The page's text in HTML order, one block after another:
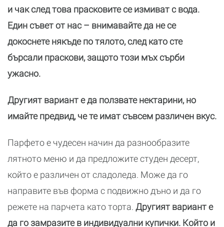
и чак след това прасковите се измиват с вода.
Един съвет от нас – внимавайте да не се
докоснете някъде по тялото, след като сте
бърсали праскови, защото този мъх сърби
ужасно.
Другият вариант е да ползвате нектарини, но
имайте предвид, че те имат съвсем различен вкус.
Парфето е чудесен начин да разнообразите
лятното меню и да предложите студен десерт,
който е различен от сладоледа. Може да го
направите във форма с подвижно дъно и да го
режете на парчета като торта. Другият вариант е
да го замразите в индивидуални купички. Който и